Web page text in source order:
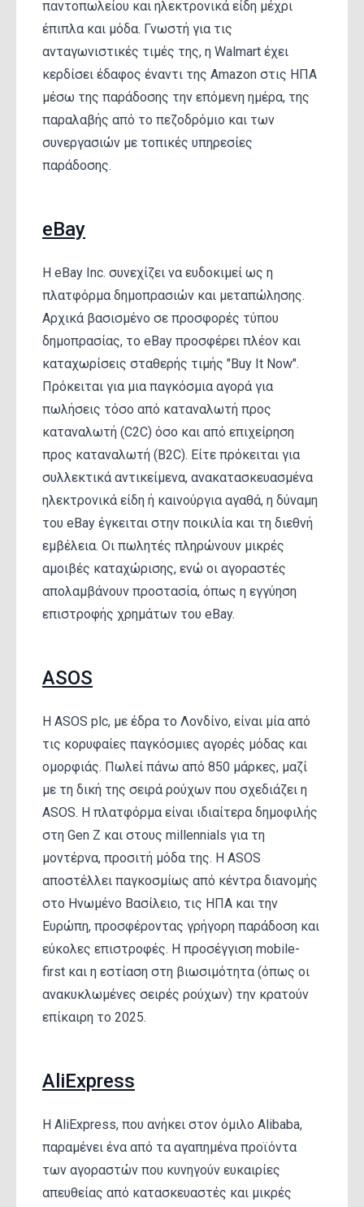
παντοπωλείου και ηλεκτρονικά είδη μέχρι
έπιπλα και μόδα. Γνωστή για τις
ανταγωνιστικές τιμές της, η Walmart έχει
κερδίσει έδαφος έναντι της Amazon στις ΗΠΑ
μέσω της παράδοσης την επόμενη ημέρα, της
παραλαβής από το πεζοδρόμιο και των
συνεργασιών με τοπικές υπηρεσίες
παράδοσης.
eBay
Η eBay Inc. συνεχίζει να ευδοκιμεί ως η
πλατφόρμα δημοπρασιών και μεταπώλησης.
Αρχικά βασισμένο σε προσφορές τύπου
δημοπρασίας, το eBay προσφέρει πλέον και
καταχωρίσεις σταθερής τιμής "Buy It Now".
Πρόκειται για μια παγκόσμια αγορά για
πωλήσεις τόσο από καταναλωτή προς
καταναλωτή (C2C) όσο και από επιχείρηση
προς καταναλωτή (B2C). Είτε πρόκειται για
συλλεκτικά αντικείμενα, ανακατασκευασμένα
ηλεκτρονικά είδη ή καινούργια αγαθά, η δύναμη
του eBay έγκειται στην ποικιλία και τη διεθνή
εμβέλεια. Οι πωλητές πληρώνουν μικρές
αμοιβές καταχώρισης, ενώ οι αγοραστές
απολαμβάνουν προστασία, όπως η εγγύηση
επιστροφής χρημάτων του eBay.
ASOS
Η ASOS plc, με έδρα το Λονδίνο, είναι μία από
τις κορυφαίες παγκόσμιες αγορές μόδας και
ομορφιάς. Πωλεί πάνω από 850 μάρκες, μαζί
με τη δική της σειρά ρούχων που σχεδιάζει η
ASOS. Η πλατφόρμα είναι ιδιαίτερα δημοφιλής
στη Gen Z και στους millennials για τη
μοντέρνα, προσιτή μόδα της. Η ASOS
αποστέλλει παγκοσμίως από κέντρα διανομής
στο Ηνωμένο Βασίλειο, τις ΗΠΑ και την
Ευρώπη, προσφέροντας γρήγορη παράδοση και
εύκολες επιστροφές. Η προσέγγιση mobile-
first και η εστίαση στη βιωσιμότητα (όπως οι
ανακυκλωμένες σειρές ρούχων) την κρατούν
επίκαιρη το 2025.
AliExpress
Η AliExpress, που ανήκει στον όμιλο Alibaba,
παραμένει ένα από τα αγαπημένα προϊόντα
των αγοραστών που κυνηγούν ευκαιρίες
απευθείας από κατασκευαστές και μικρές